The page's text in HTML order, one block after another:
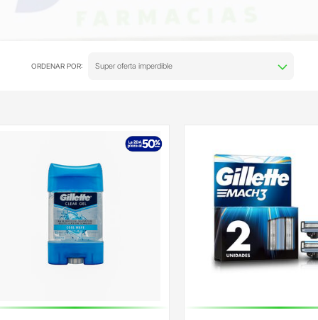
ORDENAR POR: Super oferta imperdible